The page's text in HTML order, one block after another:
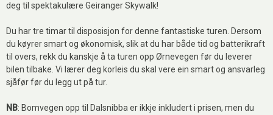
deg til spektakulære Geiranger Skywalk!
Du har tre timar til disposisjon for denne fantastiske turen. Dersom
du køyrer smart og økonomisk, slik at du har både tid og batterikraft
til overs, rekk du kanskje å ta turen opp Ørnevegen før du leverer
bilen tilbake. Vi lærer deg korleis du skal vere ein smart og ansvarleg
sjåfør før du legg ut på tur.
NB: Bomvegen opp til Dalsnibba er ikkje inkludert i prisen, men du